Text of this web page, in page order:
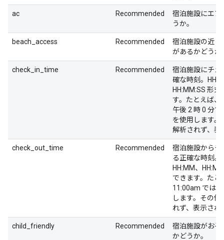
ac Recommended
宿泊施設にエア
うか。
beach_access Recommended
宿泊施設の近く
があるかどうか
check_in_time Recommended
宿泊施設にチェ
確な時刻。
HH:MM:SS 形
す。たとえば、
午後 2 時 0 分
を使用します。
解析されず、表
check_out_time Recommended
宿泊施設からチ
る正確な時刻。
HH:MM、
できます。た
11:00am では
します。その
れず、表示され
child_friendly Recommended
宿泊施設がお子
かどうか。